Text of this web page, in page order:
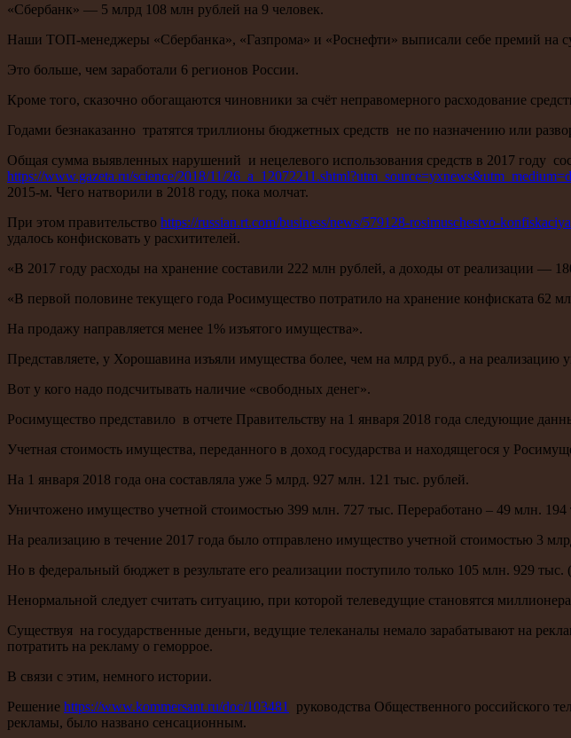
«Сбербанк» — 5 млрд 108 млн рублей на 9 человек.
Наши ТОП-менеджеры «Сбербанка», «Газпрома» и «Роснефти» выписали себе премий на
Это больше, чем заработали 6 регионов России.
Кроме того, сказочно обогащаются чиновники за счёт неправомерного расходование
Годами безнаказанно тратятся триллионы бюджетных средств не по назначению или
Общая сумма выявленных нарушений и нецелевого использования средств в 2017 году
https://www.gazeta.ru/science/2018/11/
2015-м. Чего натворили в 2018 году, пока молчат.
При этом правительство https://russian.rt.com/business/news/579128-rosimuschestvo-
удалось конфисковать у расхитителей.
«В 2017 году расходы на хранение составили 222 млн рублей, а доходы от реализации —
«В первой половине текущего года Росимущество потратило на хранение конфиската 62
На продажу направляется менее 1% изъятого имущества».
Представляете, у Хорошавина изъяли имущества более, чем на млрд руб., а на реализацию
Вот у кого надо подсчитывать наличие «свободных денег».
Росимущество представило в отчете Правительству на 1 января 2018 года следующие
Учетная стоимость имущества, переданного в доход государства и находящегося у
На 1 января 2018 года она составляла уже 5 млрд. 927 млн. 121 тыс. рублей.
Уничтожено имущество учетной стоимостью 399 млн. 727 тыс. Переработано – 49 млн. 194
На реализацию в течение 2017 года было отправлено имущество учетной стоимостью 3
Но в федеральный бюджет в результате его реализации поступило только 105 млн. 929 тыс.
Ненормальной следует считать ситуацию, при которой телеведущие становятся
Существуя на государственные деньги, ведущие телеканалы немало зарабатывают на
потратить на рекламу о геморрое.
В связи с этим, немного истории.
Решение https://www.kommersant.ru/doc/103481
руководства Общественного российского
рекламы, было названо сенсационным.